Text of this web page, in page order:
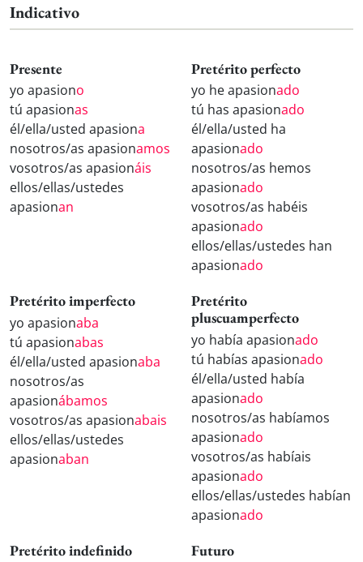
Indicativo
Presente
yo apasiono
tú apasionas
él/ella/usted apasiona
nosotros/as apasionamos
vosotros/as apasionáis
ellos/ellas/ustedes
apasionan
Pretérito perfecto
yo he apasionado
tú has apasionado
él/ella/usted ha
apasionado
nosotros/as hemos
apasionado
vosotros/as habéis
apasionado
ellos/ellas/ustedes han
apasionado
Pretérito imperfecto
yo apasionaba
tú apasionabas
él/ella/usted apasionaba
nosotros/as
apasionábamos
vosotros/as apasionabais
ellos/ellas/ustedes
apasionaban
Pretérito
pluscuamperfecto
yo había apasionado
tú habías apasionado
él/ella/usted había
apasionado
nosotros/as habíamos
apasionado
vosotros/as habíais
apasionado
ellos/ellas/ustedes habían
apasionado
Pretérito indefinido Futuro